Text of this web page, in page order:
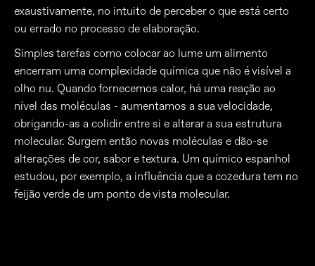
exaustivamente, no intuito de perceber o que está certo
ou errado no processo de elaboração.
Simples tarefas como colocar ao lume um alimento
encerram uma complexidade química que não é visível a
olho nu. Quando fornecemos calor, há uma reação ao
nível das moléculas - aumentamos a sua velocidade,
obrigando-as a colidir entre si e alterar a sua estrutura
molecular. Surgem então novas moléculas e dão-se
alterações de cor, sabor e textura. Um químico espanhol
estudou, por exemplo, a influência que a cozedura tem no
feijão verde de um ponto de vista molecular.